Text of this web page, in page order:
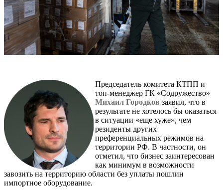
Председатель комитета КТПП и
топ-менеджер ГК «Содружество»
Михаил Городков заявил, что в
результате не хотелось бы оказаться
в ситуации «еще хуже», чем
резиденты других
преференциальных режимов на
территории РФ. В частности, он
отметил, что бизнес заинтересован
как минимум в возможности
завозить на территорию области без уплаты пошлин
импортное оборудование.